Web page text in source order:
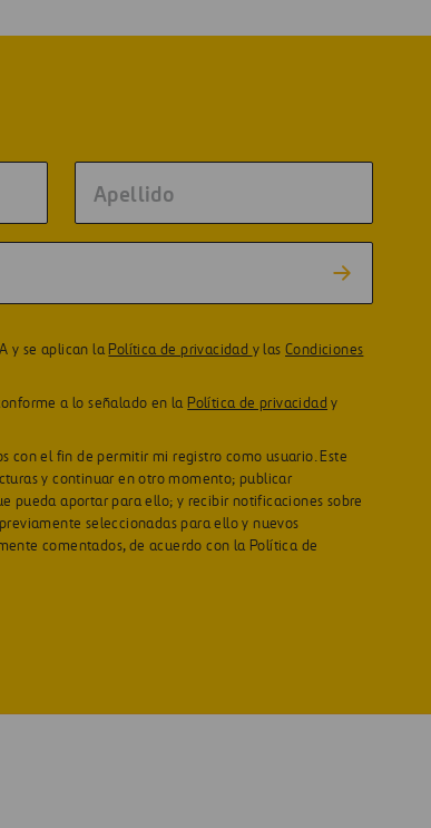
y se aplican la Política de privacidad y lasCondiciones
a lo señalado en la Política de privacidad y
con el fin de permitir mi registro como usuario. Este
y continuar en otro momento; publicar
pueda aportar para ello; y recibir notificaciones sobre
seleccionadas para ello y nuevos
comentados, de acuerdo con la Política de